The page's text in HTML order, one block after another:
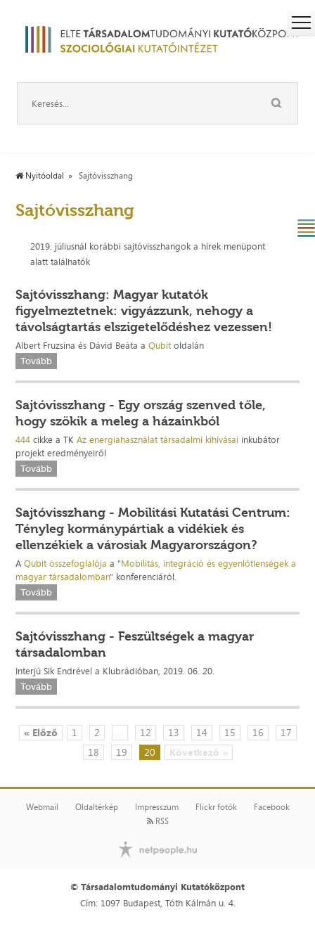
Nyitóoldal Sajtóvisszhang
Sajtóvisszhang
2019. júliusnál korábbi sajtóvisszhangok a hírek menüpont
alatt találhatók
Sajtóvisszhang: Magyar kutatók
figyelmeztetnek: vigyázzunk, nehogy a
távolságtartás elszigetelődéshez vezessen!
Albert Fruzsina és Dávid Beáta aQubitoldalán
Tovább
Sajtóvisszhang - Egy ország szenved tőle,
hogy szökik a meleg a házainkból
444cikke a TKAz energiahasználat társadalmi kihívásai inkubátor
projekt eredményeiről
Tovább
Sajtóvisszhang - Mobilitási Kutatási Centrum:
Tényleg kormánypártiak a vidékiek és
ellenzékiek a városiak Magyarországon?
AQubit összefoglalója a "Mobilitás, integráció és egyenlőtlenségek a
magyar társadalomban" konferenciáról.
Tovább
Sajtóvisszhang - Feszültségek a magyar
társadalomban
Interjú Sik Endrével a Klubrádióban, 2019. 06. 20.
Tovább
« Előző 1 2 ... 12 13 14 15 16
17
18
19 20 Következő »
Webmail Oldaltérkép Impresszum Flickr fotók
Facebook
RSS
© Társadalomtudományi Kutatóközpont
Cím: 1097 Budapest, Tóth Kálmán u. 4.